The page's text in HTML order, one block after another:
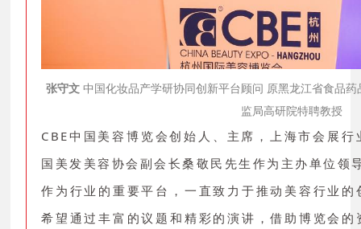
张守文中国化妆品产学研协同创新平台顾问 原黑龙江省食品
监局高研院特聘教授
CBE中国美容博览会创始人、主席，上海市会展
国美发美容协会副会长桑敬民先生作为主办单位领
作为行业的重要平台，一直致力于推动美容行业
希望通过丰富的议题和精彩的演讲，借助博览会